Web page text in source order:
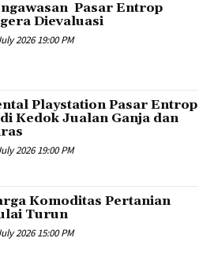
Pasar Entrop
Dievaluasi
2026 19:00 PM
Playstation Pasar Entrop
Kedok Jualan Ganja dan
2026 19:00 PM
Komoditas Pertanian
Turun
2026 15:00 PM